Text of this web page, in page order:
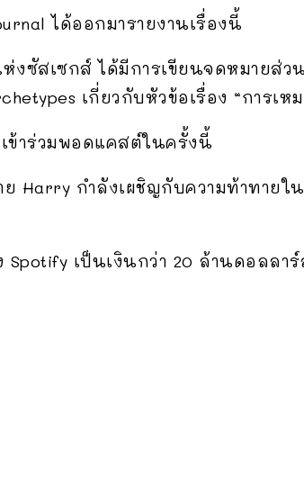
ได้ออกมารายงานเรื่องนี้
งซัสเซกส์ ได้มีการเขียนจดหมายส่ว
เกี่ยวกับหัวข้อเรื่อง “การเห
ข้าร่วมพอดแคสต์ในครั้งนี้
าย Harry กำลังเผชิญกับความท้าทาย
เป็นเงินกว่า 20 ล้านดอลลา